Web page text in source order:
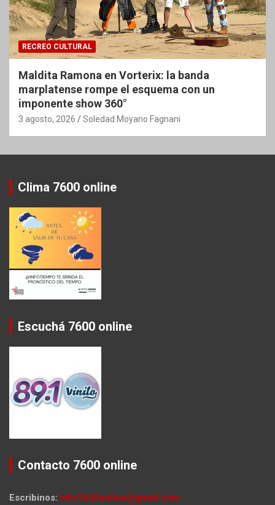
RECREO CULTURAL
Maldita Ramona en Vorterix: la banda
marplatense rompe el esquema con un
imponente show 360°
3 agosto, 2026 Soledad Moyano Fagnani
Clima 7600 online
Escuchá 7600 online
Contacto 7600 online
Escribinos: info7600online@gmail.com